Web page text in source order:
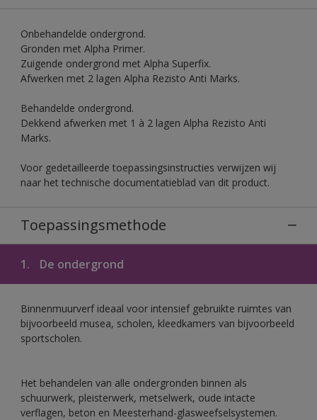
Onbehandelde ondergrond.
Gronden met Alpha Primer.
Zuigende ondergrond met Alpha Superfix.
Afwerken met 2 lagen Alpha Rezisto Anti Marks.
Behandelde ondergrond.
Dekkend afwerken met 1 à 2 lagen Alpha Rezisto Anti
Marks.
Voor gedetailleerde toepassingsinstructies verwijzen wij
naar het technische documentatieblad van dit product.
Toepassingsmethode
1. De ondergrond
Binnenmuurverf ideaal voor intensief gebruikte ruimtes van
bijvoorbeeld musea, scholen, kleedkamers van bijvoorbeeld
sportscholen.
Het behandelen van alle ondergronden binnen als
schuurwerk, pleisterwerk, metselwerk, oude intacte
verflagen, beton en Meesterhand-glasweefselsystemen.